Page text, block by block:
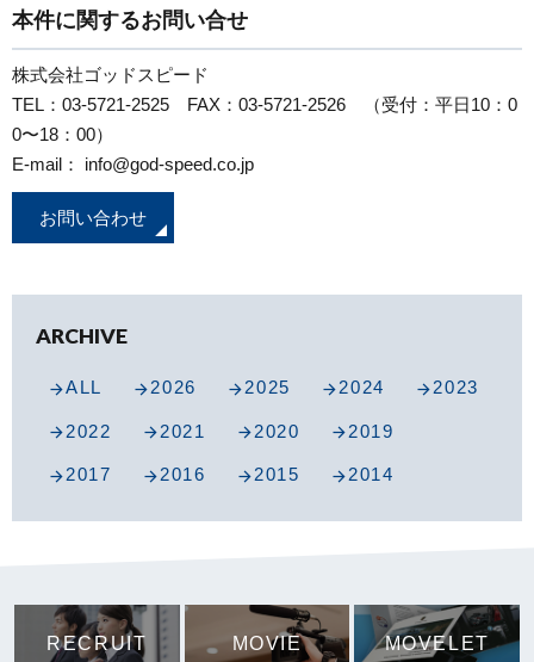
本件に関するお問い合せ
株式会社ゴッドスピード
TEL：03-5721-2525 FAX：03-5721-2526 （受付：平日10：0
0〜18：00）
E-mail： info@god-speed.co.jp
お問い合わせ
ARCHIVE
ALL 2026 2025 2024 2023
2022 2021 2020 2019
2017 2016 2015 2014
RECRUIT MOVIE MOVELET